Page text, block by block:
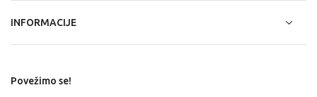
INFORMACIJE
Povežimo se!